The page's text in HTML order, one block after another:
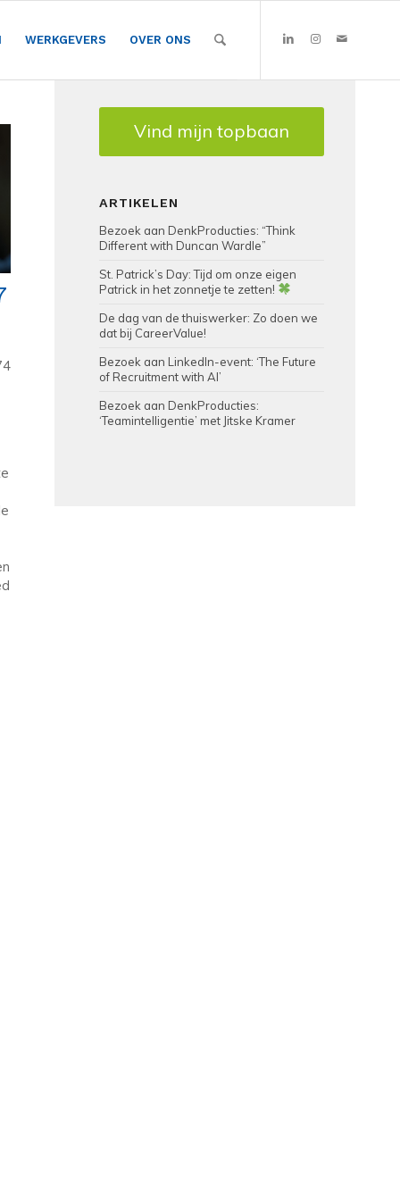
WERKGEVERS OVER ONS
Vind mijn topbaan
ARTIKELEN
Bezoek aan DenkProducties: “Think
Different with Duncan Wardle”
St. Patrick’s Day: Tijd om onze eigen
Patrick in het zonnetje te zetten!
De dag van de thuiswerker: Zo doen we
dat bij CareerValue!
Bezoek aan LinkedIn-event: ‘The Future
of Recruitment with AI’
Bezoek aan DenkProducties:
‘Teamintelligentie’ met Jitske Kramer